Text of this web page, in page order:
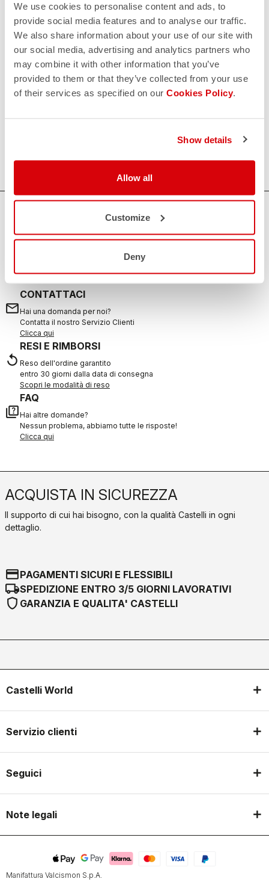
We use cookies to personalise content and ads, to
provide social media features and to analyse our traffic.
We also share information about your use of our site with
our social media, advertising and analytics partners who
may combine it with other information that you’ve
provided to them or that they’ve collected from your use
of their services as specified on our Cookies Policy.
Show details
Allow all
Customize
Deny
HAI BISOGNO DI AIUTO?
Per ogni tuo dubbio o necessità di supporto non ti
email
CONTATTACI
Hai una domanda per noi?
Contatta il nostro Servizio Clienti
Clicca qui
replay
RESI E RIMBORSI
Reso dell'ordine garantito
entro 30 giorni dalla data di consegna
Scopri le modalità di reso
quiz
FAQ
Hai altre domande?
Nessun problema, abbiamo tutte le risposte!
Clicca qui
ACQUISTA IN SICUREZZA
Il supporto di cui hai bisogno, con la qualità Castelli in ogni
dettaglio.
credit_cardPAGAMENTI SICURI E FLESSIBILI
local_shippingSPEDIZIONE ENTRO 3/5 GIORNI LAVORATIVI
shield GARANZIA E QUALITA' CASTELLI
Castelli World
Servizio clienti
Seguici
Note legali
Manifattura Valcismon S.p.A.